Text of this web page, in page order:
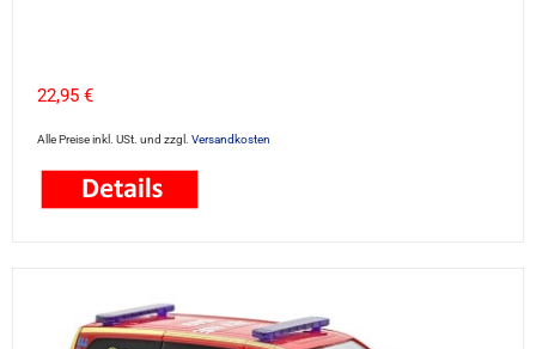
22,95 €
Alle Preise inkl. USt. und zzgl. Versandkosten